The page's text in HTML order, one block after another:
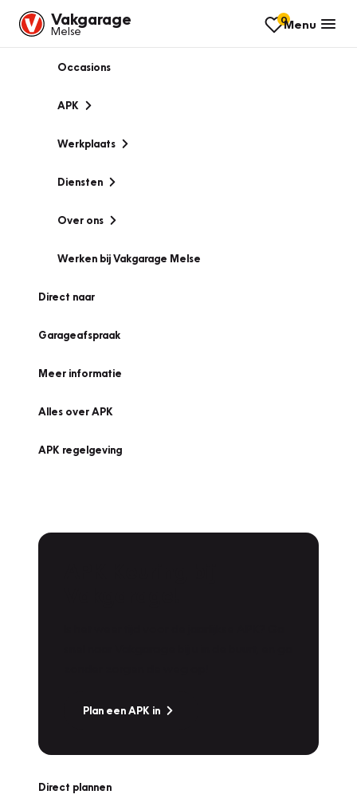
Vakgarage
Melse
0Menu
Occasions
APK
Werkplaats
Diensten
Over ons
Werken bij Vakgarage Melse
Direct naar
Garageafspraak
Meer informatie
Alles over APK
APK regelgeving
Plan een APK in
Direct plannen